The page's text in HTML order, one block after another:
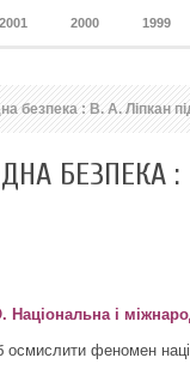
2001 2000 1999
безпека : В. А. Ліпкан
БЕЗПЕКА :
і
феномен